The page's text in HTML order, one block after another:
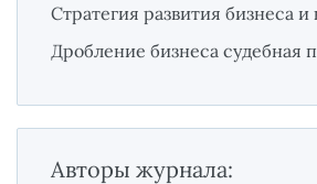
Стратегия развития бизнеса
Дробление бизнеса судебная
Авторы журнала: